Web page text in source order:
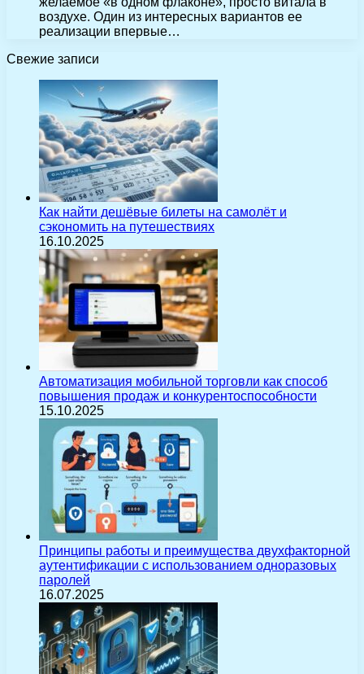
воздухе. Один из интересных вариантов ее
реализации впервые…
Свежие записи
Как найти дешёвые билеты на самолёт и
сэкономить на путешествиях
16.10.2025
Автоматизация мобильной торговли как способ
повышения продаж и конкурентоспособности
15.10.2025
Принципы работы и преимущества двухфакторной
аутентификации с использованием одноразовых
паролей
16.07.2025